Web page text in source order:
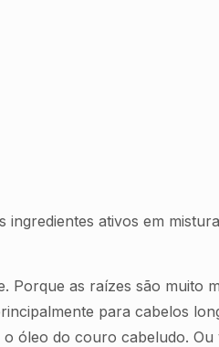
ingredientes ativos em
Porque as raízes são muito
para cabelos
óleo do couro cabeludo. Ou